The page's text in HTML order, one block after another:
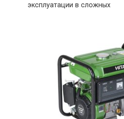
эксплуатации в сложных